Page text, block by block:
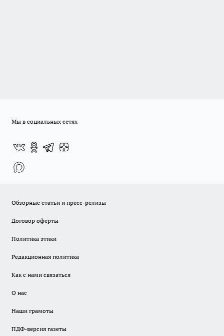
Мы в социальных сетях
Обзорные статьи и пресс-релизы
Договор оферты
Политика этики
Редакционная политика
Как с нами связаться
О нас
Наши грамоты
ПДФ-версия газеты